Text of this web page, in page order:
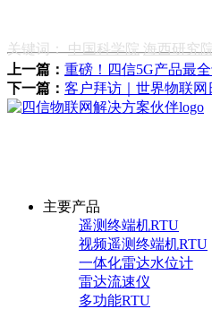
关键词：中国科学院 海西研究
上一篇： 重磅！四信5G产品最
下一篇： 客户拜访｜世界物联
主要产品
遥测终端机RTU
视频遥测终端机RTU
一体化雷达水位计
雷达流速仪
多功能RTU